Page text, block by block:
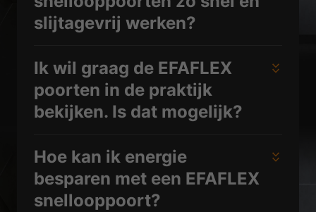
slijtagevrij werken?
Ik wil graag de EFAFLEX
poorten in de praktijk
bekijken. Is dat mogelijk?
Hoe kan ik energie
besparen met een EFAFLEX
snellooppoort?